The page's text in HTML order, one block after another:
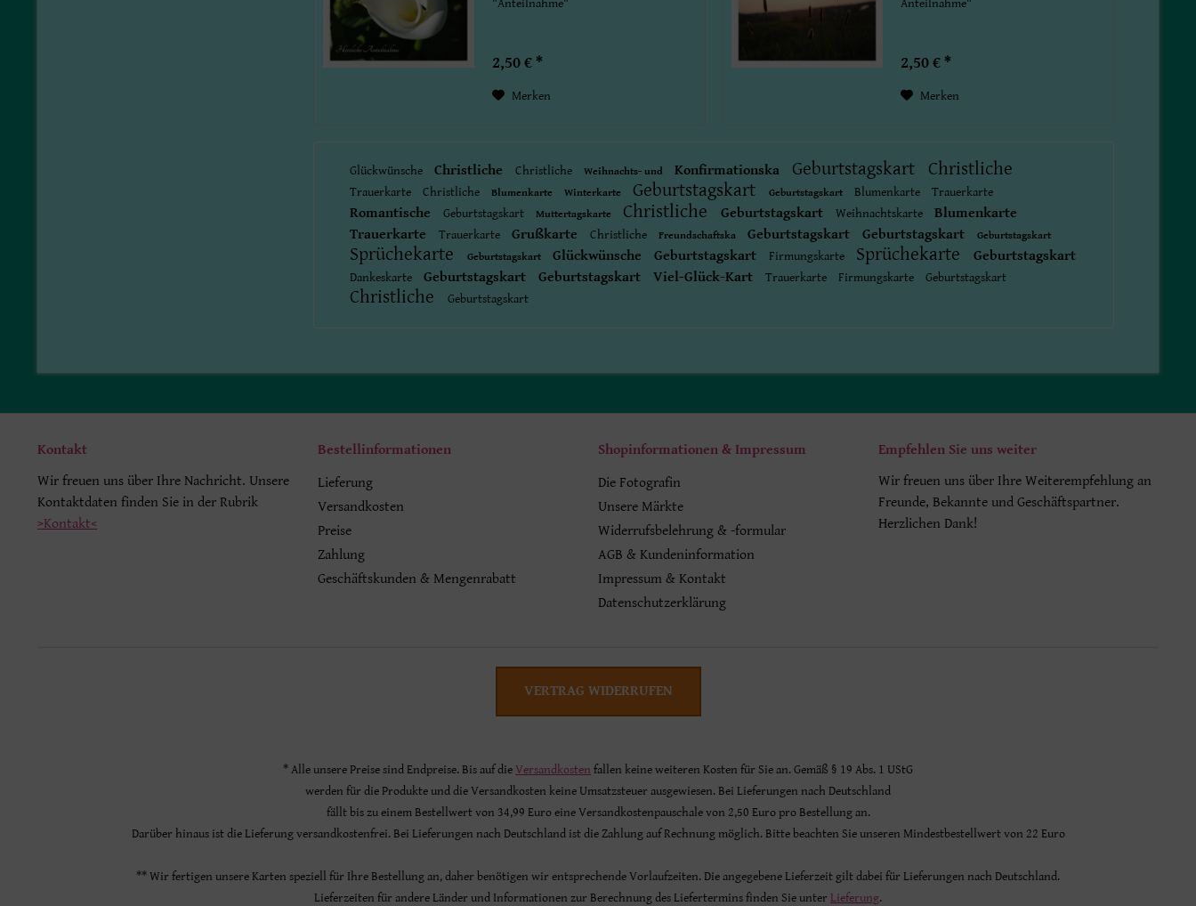
"Anteilnahme"
2,50 € *
Merken
Anteilnahme"
2,50 € *
Merken
Glückwünsche Christliche Christliche Weihnachts- und Konfirmationska Geburtstagskart Christliche
Trauerkarte Christliche Blumenkarte Winterkarte Geburtstagskart Geburtstagskart Blumenkarte Trauerkarte
Romantische Geburtstagskart Muttertagskarte Christliche Geburtstagskart Weihnachtskarte
Blumenkarte
Trauerkarte
Trauerkarte Grußkarte Christliche Freundschaftska Geburtstagskart Geburtstagskart Geburtstagskart
Sprüchekarte Geburtstagskart Glückwünsche Geburtstagskart Firmungskarte Sprüchekarte Geburtstagskart
Dankeskarte Geburtstagskart Geburtstagskart Viel-Glück-Kart Trauerkarte Firmungskarte Geburtstagskart
Christliche Geburtstagskart
Kontakt
Wir freuen uns über Ihre Nachricht. Unsere
Kontaktdaten finden Sie in der Rubrik
>Kontakt<
Bestellinformationen
Lieferung
Versandkosten
Preise
Zahlung
Geschäftskunden & Mengenrabatt
Shopinformationen & Impressum
Die Fotografin
Unsere Märkte
Widerrufsbelehrung & -formular
AGB & Kundeninformation
Impressum & Kontakt
Datenschutzerklärung
Empfehlen Sie uns weiter
Wir freuen uns über Ihre Weiterempfehlung an
Freunde, Bekannte und Geschäftspartner.
Herzlichen Dank!
VERTRAG WIDERRUFEN
* Alle unsere Preise sind Endpreise. Bis auf die Versandkosten fallen keine weiteren Kosten für Sie an. Gemäß § 19 Abs. 1 UStG
werden für die Produkte und die Versandkosten keine Umsatzsteuer ausgewiesen. Bei Lieferungen nach Deutschland
fällt bis zu einem Bestellwert von 34,99 Euro eine Versandkostenpauschale von 2,50 Euro pro Bestellung an.
Darüber hinaus ist die Lieferung versandkostenfrei. Bei Lieferungen nach Deutschland ist die Zahlung auf Rechnung möglich. Bitte beachten Sie unseren Mindestbestellwert von 22 Euro
** Wir fertigen unsere Karten speziell für Ihre Bestellung an, daher benötigen wir entsprechende Vorlaufzeiten. Die angegebene Lieferzeit gilt dabei für Lieferungen nach Deutschland.
Lieferzeiten für andere Länder und Informationen zur Berechnung des Liefertermins finden Sie unter Lieferung.